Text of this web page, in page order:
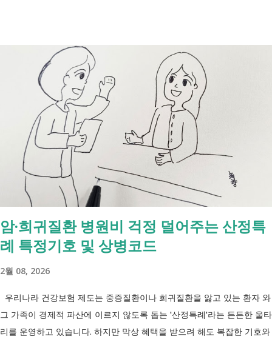
일 발표된 보건복지부 업무계획에 담긴 내용은 무엇인가요? 2027년 보건
복지부의 업무계획에 담긴 장애인관련은 어떤 내용이 있는지 살펴보겠습
니다. 정부 업무계획 내용 추진 시기 3급 단일장애까지 장애인연금 지급
2027년 중증장애인 생계급여 부양의무자 기준 폐지 2027년 하반기 활동
지원서비스 65세 이후 선택권 보장 2027년 7월 최중증 발달장애인 24시
간 긴급돌봄 확대 확대 추진 장애인 공공일자리 지속 확대 계속 추진 ※
업무계획에 담긴 내용으로, 법 개정과 예산 반영 등을 거쳐 시행될 예정
입니다. 부모와 함께 살아도 장애인연금을 받을 수 있을까요? 이번 보건
복지부 업무계획이 발표된 뒤 많은 분들이 질문하셨습니다. "부모와 같이
살면 장애인연금을 받을 수 없나요?" "혼자 살아야만 받을 수 있는 건가
요?" 결론부터 말씀드리면 부모와 함께 거주한다는 이유만으로 장애인연
금을 받을 수 없는 것은 아닙니다. 많은 분들이 이번 업무계획에 포함된
로 생각하기 쉽지만, 두 제도는 지급 기준이 서로 다릅니다. 구분 장애인
연금 생계급여 목적 장애로 인한 ...
암·희귀질환 병원비 걱정 덜어주는 산정특
례 특정기호 및 상병코드
2월 08, 2026
우리나라 건강보험 제도는 중증질환이나 희귀질환을 앓고 있는 환자 와
그 가족이 경제적 파산에 이르지 않도록 돕는 '산정특례'라는 든든한 울타
리를 운영하고 있습니다. 하지만 막상 혜택을 받으려 해도 복잡한 기호와